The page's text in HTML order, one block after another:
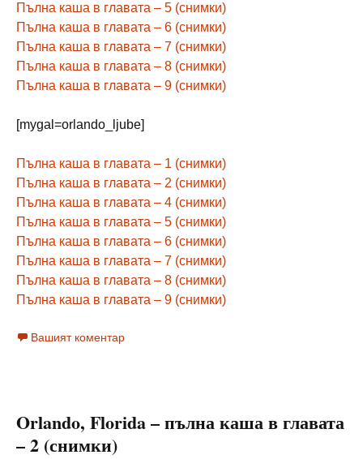
Пълна каша в главата – 5 (снимки)
Пълна каша в главата – 6 (снимки)
Пълна каша в главата – 7 (снимки)
Пълна каша в главата – 8 (снимки)
Пълна каша в главата – 9 (снимки)
[mygal=orlando_ljube]
Пълна каша в главата – 1 (снимки)
Пълна каша в главата – 2 (снимки)
Пълна каша в главата – 4 (снимки)
Пълна каша в главата – 5 (снимки)
Пълна каша в главата – 6 (снимки)
Пълна каша в главата – 7 (снимки)
Пълна каша в главата – 8 (снимки)
Пълна каша в главата – 9 (снимки)
Вашият коментар
Orlando, Florida – пълна каша в главата
– 2 (снимки)